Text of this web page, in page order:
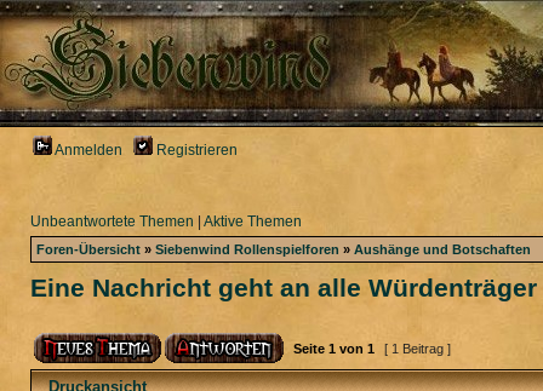
Anmelden Registrieren
Unbeantwortete Themen Aktive Themen
Foren-Übersicht » Siebenwind Rollenspielforen » Aushänge und Botschaften
Eine Nachricht geht an alle
Seite 1 von 1 [ 1 Beitrag ]
Druckansicht